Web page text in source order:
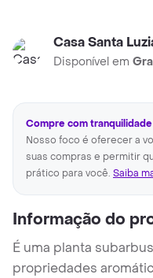
Casa Santa
Disponível em
Compre com
Nosso foco é oferecer a
suas compras e permitir
prático para você. Saiba
Informação do
É uma planta
propriedades